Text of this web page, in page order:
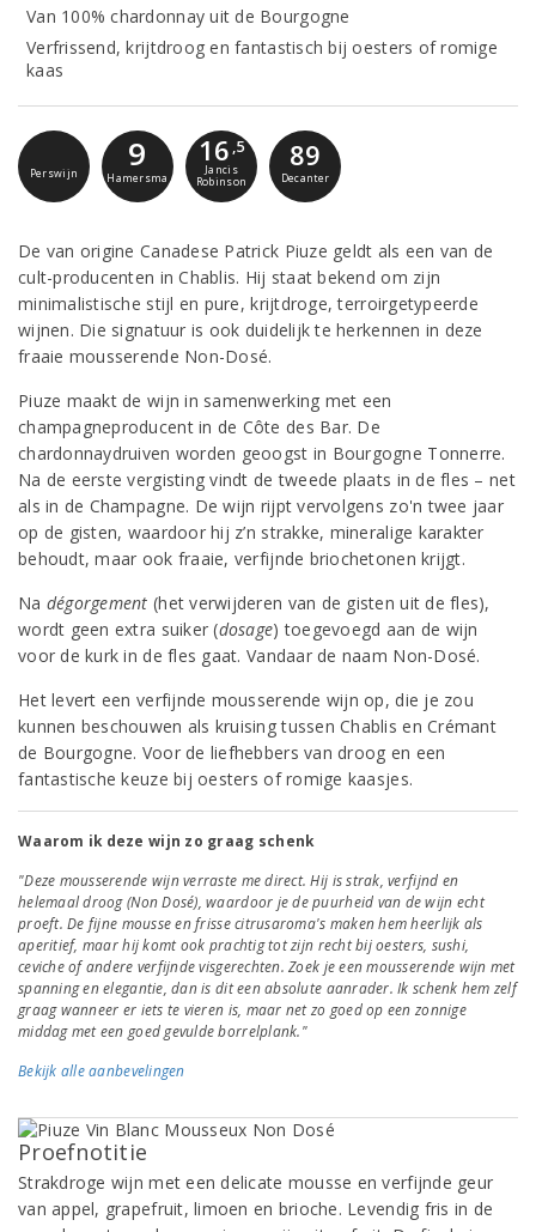
Van 100% chardonnay uit de Bourgogne
Verfrissend, krijtdroog en fantastisch bij oesters of romige
kaas
Perswijn 9
Hamersma
16 ,5
Jancis
Robinson
89
Decanter
De van origine Canadese Patrick Piuze geldt als een van de
cult-producenten in Chablis. Hij staat bekend om zijn
minimalistische stijl en pure, krijtdroge, terroirgetypeerde
wijnen. Die signatuur is ook duidelijk te herkennen in deze
fraaie mousserende Non-Dosé.
Piuze maakt de wijn in samenwerking met een
champagneproducent in de Côte des Bar. De
chardonnaydruiven worden geoogst in Bourgogne Tonnerre.
Na de eerste vergisting vindt de tweede plaats in de fles – net
als in de Champagne. De wijn rijpt vervolgens zo'n twee jaar
op de gisten, waardoor hij z’n strakke, mineralige karakter
behoudt, maar ook fraaie, verfijnde briochetonen krijgt.
Na dégorgement(het verwijderen van de gisten uit de fles),
wordt geen extra suiker (dosage) toegevoegd aan de wijn
voor de kurk in de fles gaat. Vandaar de naam Non-Dosé.
Het levert een verfijnde mousserende wijn op, die je zou
kunnen beschouwen als kruising tussen Chablis en Crémant
de Bourgogne. Voor de liefhebbers van droog en een
fantastische keuze bij oesters of romige kaasjes.
Waarom ik deze wijn zo graag schenk
"Deze mousserende wijn verraste me direct. Hij is strak, verfijnd en
helemaal droog (Non Dosé), waardoor je de puurheid van de wijn echt
proeft. De fijne mousse en frisse citrusaroma's maken hem heerlijk als
aperitief, maar hij komt ook prachtig tot zijn recht bij oesters, sushi,
ceviche of andere verfijnde visgerechten. Zoek je een mousserende wijn met
spanning en elegantie, dan is dit een absolute aanrader. Ik schenk hem zelf
graag wanneer er iets te vieren is, maar net zo goed op een zonnige
middag met een goed gevulde borrelplank."
Bekijk alle aanbevelingen
Proefnotitie
Strakdroge wijn met een delicate mousse en verfijnde geur
van appel, grapefruit, limoen en brioche. Levendig fris in de